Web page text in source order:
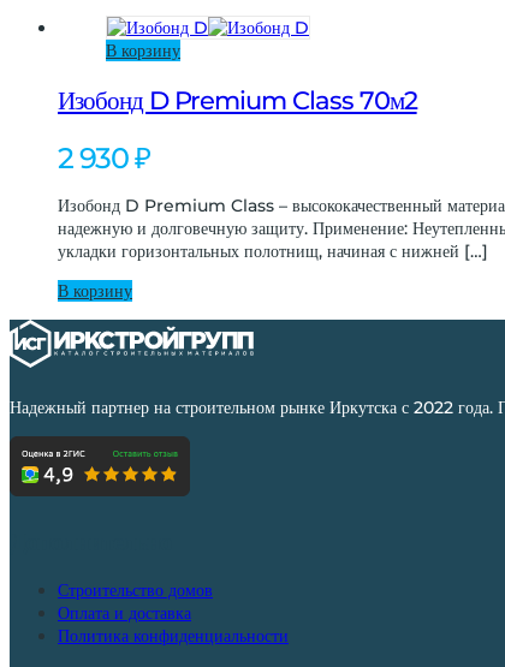
В корзину
Изобонд D Premium Class 70м2
2 930₽
Изобонд D Premium Class – высококачественный
надежную и долговечную защиту. Применение:
укладки горизонтальных полотнищ, начиная с нижней […]
В корзину
Надежный партнер на строительном рынке Иркутска с 2022 года.
Строительство домов
Оплата и доставка
Политика конфиденциальности